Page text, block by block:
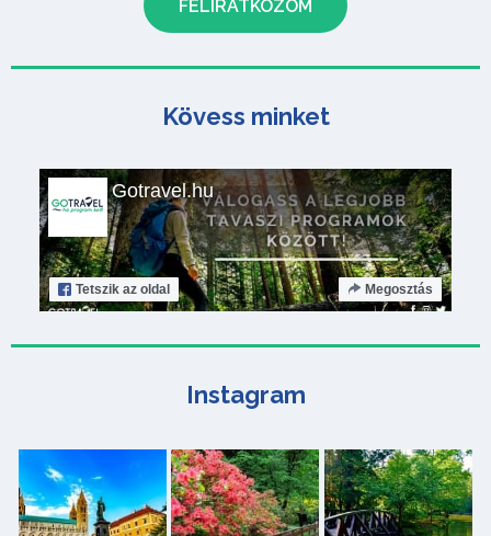
Kövess minket
Gotravel.hu
Tetszik az oldal Megosztás
Instagram